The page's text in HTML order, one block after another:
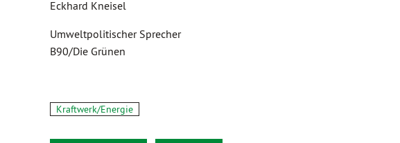
Eckhard Kneisel
Umweltpolitischer Sprecher
B90/Die Grünen
Kraftwerk/Energie